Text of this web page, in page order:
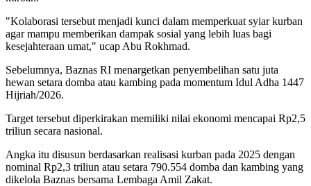
"Kolaborasi tersebut menjadi kunci dalam memperkuat syiar kurban
agar mampu memberikan dampak sosial yang lebih luas bagi
kesejahteraan umat," ucap Abu Rokhmad.
Sebelumnya, Baznas RI menargetkan penyembelihan satu juta
hewan setara domba atau kambing pada momentum Idul Adha 1447
Hijriah/2026.
Target tersebut diperkirakan memiliki nilai ekonomi mencapai Rp2,5
triliun secara nasional.
Angka itu disusun berdasarkan realisasi kurban pada 2025 dengan
nominal Rp2,3 triliun atau setara 790.554 domba dan kambing yang
dikelola Baznas bersama Lembaga Amil Zakat.